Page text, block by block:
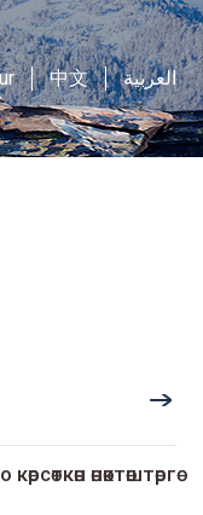
中文 العربية
өнөктөштөргө